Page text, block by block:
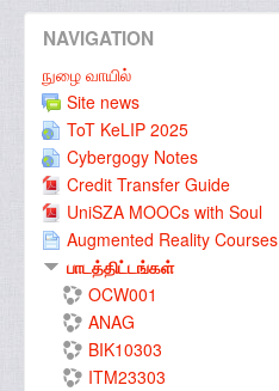
NAVIGATION
நுழை வாயில்
Site news
ToT KeLIP 2025
Cybergogy Notes
Credit Transfer Guide
UniSZA MOOCs with Soul
Augmented Reality Courses
பாடத்திட்டங்கள்
OCW001
ANAG
BIK10303
ITM23303